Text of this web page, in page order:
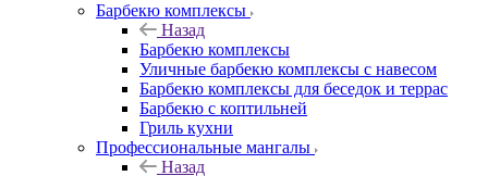
Барбекю комплексы
Назад
Барбекю комплексы
Уличные барбекю комплексы с навесом
Барбекю комплексы для беседок и террас
Барбекю с коптильней
Гриль кухни
Профессиональные мангалы
Назад